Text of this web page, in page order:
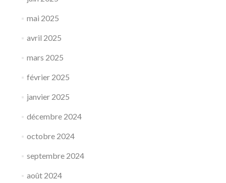
mai 2025
avril 2025
mars 2025
février 2025
janvier 2025
décembre 2024
octobre 2024
septembre 2024
août 2024